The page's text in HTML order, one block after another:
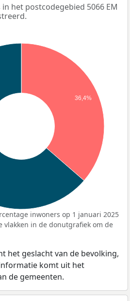
het postcodegebied 5066 EM
36,4%
inwoners op 1 januari 2025
vlakken in de donutgrafiek om de
het geslacht van de bevolking,
komt uit het
de gemeenten.